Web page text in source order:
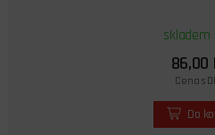
skladem
86,00
Cena s
Do